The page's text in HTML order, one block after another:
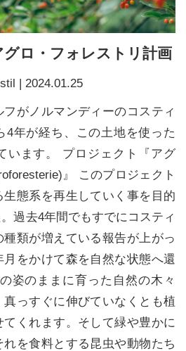
グロ・フォレストリ計画
| 2024.01.25
がノルマンディーのコスティ
4年が経ち、この土地を使った
います。 プロジェクト『アグ
』 このプロジェクト
態系を再生していく事を目的
過去4年間でもすでにコスティ
類が増えている報告が上がっ
をかけて森を自然な状態へ還
姿のままに育った自然の木々
っすぐに伸びていなくとも植
くれます。そして緑や豊かに
を食料とする昆虫や動物たち